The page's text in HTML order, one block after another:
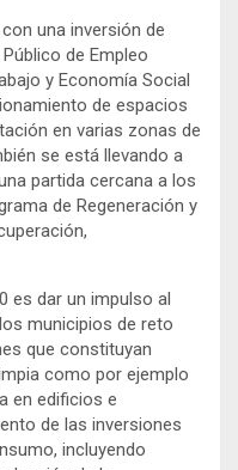
una inversión de
de Empleo
y Economía Social
de espacios
en varias zonas de
se está llevando a
partida cercana a los
de Regeneración y
es dar un impulso al
municipios de reto
que constituyan
como por ejemplo
en edificios e
de las inversiones
incluyendo